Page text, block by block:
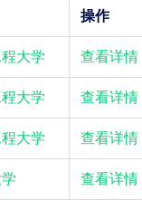
操作
大学 查看详情
大学 查看详情
大学 查看详情
查看详情